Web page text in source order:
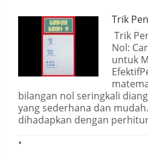
Trik
Trik
Nol:
untuk
bilangan nol seringkali
yang sederhana dan
dihadapkan dengan